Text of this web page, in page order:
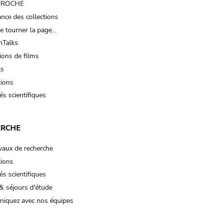
des collections
tourner la page…
de films
scientifiques
de recherche
scientifiques
séjours d'étude
avec nos équipes